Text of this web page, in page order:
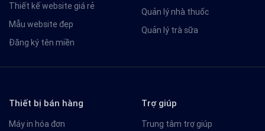
Thiết kế website giá rẻ
Mẫu website đẹp
Đăng ký tên miền
Quản lý nhà thuốc
Quản lý trà sữa
Thiết bị bán hàng
Máy in hóa đơn
Trợ giúp
Trung tâm trợ giúp